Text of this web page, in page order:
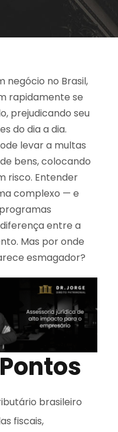
negócio no Brasil,
rapidamente se
prejudicando seu
do dia a dia.
levar a multas
bens, colocando
risco. Entender
complexo — e
entre a
Mas por onde
esmagador?
brasileiro
fiscais,